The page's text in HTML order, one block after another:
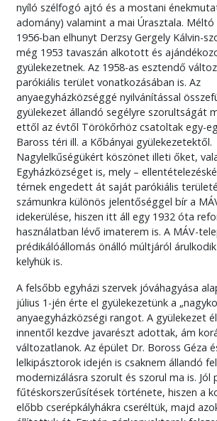
nyíló szélfogó ajtó és a mostani
adomány) valamint a mai Úrasztala.
1956-ban elhunyt Derzsy Gergely Kálvin-
még 1953 tavaszán alkotott és
gyülekezetnek. Az 1958-as esztendő
parókiális terület vonatkozásában is. Az
anyaegyházközséggé nyilvánítással
gyülekezet állandó segélyre szorultságát
ettől az évtől Törökőrhöz csatoltak egy-
Baross téri ill. a Kőbányai gyülekezetektől.
Nagylelkűségükért köszönet illeti őket,
Egyházközséget is, mely –
térnek engedett át saját parókiális
számunkra különös jelentőséggel bír a
idekerülése, hiszen itt áll egy 1932 óta
használatban lévő imaterem is. A MÁV-
prédikálóállomás önálló múltjáról
kelyhük is.
A felsőbb egyházi szervek jóváhagyása
július 1-jén érte el gyülekezetünk a
anyaegyházközségi rangot. A gyülekezet
innentől kezdve javarészt adottak, ám
változatlanok. Az épület Dr. Boross Géza
lelkipásztorok idején is csaknem állandó
modernizálásra szorult és szorul ma is. Jól
fűtéskorszerűsítések története, hiszen a
előbb cserépkályhákra cseréltük, majd